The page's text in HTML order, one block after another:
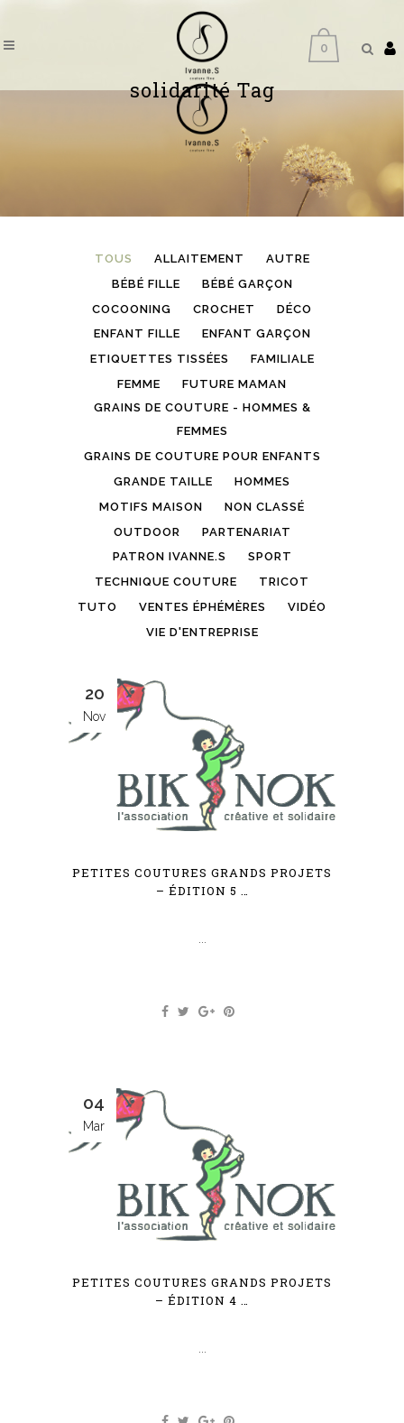
0
solidarité Tag
TOUS ALLAITEMENT
AUTRE
BÉBÉ FILLE
BÉBÉ GARÇON
COCOONING
CROCHET
DÉCO
ENFANT FILLE
ENFANT GARÇON
ETIQUETTES TISSÉES
FAMILIALE
FEMME
FUTURE MAMAN
GRAINS DE COUTURE - HOMMES &
FEMMES
GRAINS DE COUTURE POUR ENFANTS
GRANDE TAILLE
HOMMES
MOTIFS MAISON
NON CLASSÉ
OUTDOOR
PARTENARIAT
PATRON IVANNE.S
SPORT
TECHNIQUE COUTURE
TRICOT
TUTO
VENTES ÉPHÉMÈRES
VIDÉO
VIE D'ENTREPRISE
20
Nov
PETITES COUTURES GRANDS PROJETS
– ÉDITION 5 …
04
Mar
PETITES COUTURES GRANDS PROJETS
– ÉDITION 4 …